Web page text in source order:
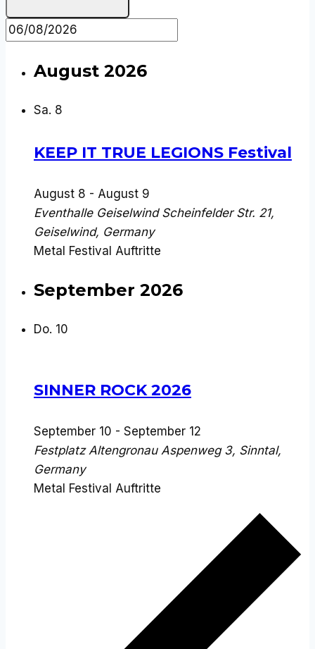
August 2026
Sa. 8
KEEP IT TRUE LEGIONS Festival
August 8 - August 9
Eventhalle Geiselwind Scheinfelder Str. 21,
Geiselwind, Germany
Metal Festival Auftritte
September 2026
Do. 10
SINNER ROCK 2026
September 10 - September 12
Festplatz Altengronau Aspenweg 3, Sinntal,
Germany
Metal Festival Auftritte